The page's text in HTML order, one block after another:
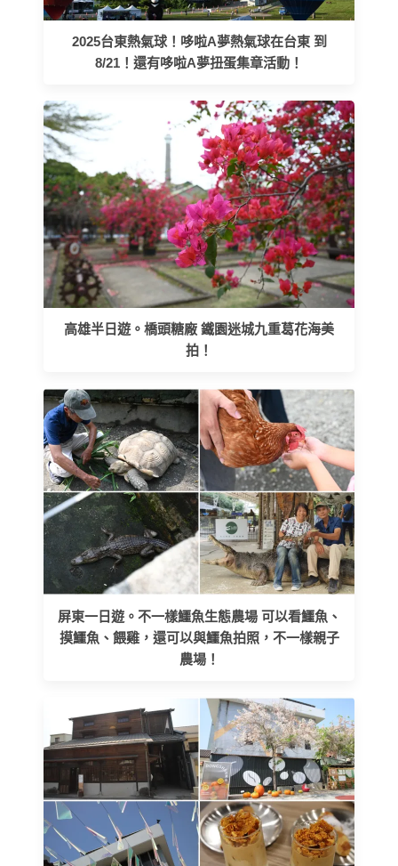
2025台東熱氣球！哆啦A夢熱氣球在台東 到
8/21！還有哆啦A夢扭蛋集章活動！
高雄半日遊。橋頭糖廠 鐵園迷城九重葛花海美
拍！
屏東一日遊。不一樣鱷魚生態農場 可以看鱷魚、
摸鱷魚、餵雞，還可以與鱷魚拍照，不一樣親子
農場！